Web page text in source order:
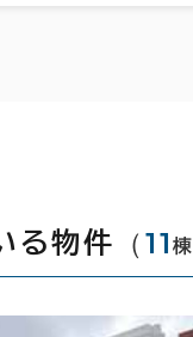
る物件 （11棟